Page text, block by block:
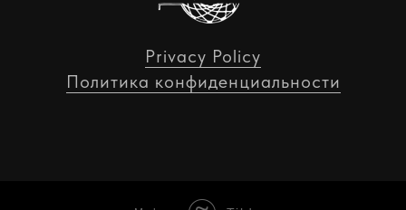
Privacy Policy
Политика конфиденциальности